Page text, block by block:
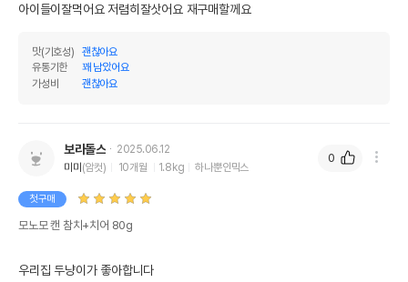
아이들이잘먹어요 저렴히잘삿어요 재구매할께요
맛(기호성)
괜찮아요
유통기한
꽤 남았어요
가성비
괜찮아요
보라돌스
2025.06.12
미미(암컷) 10개월 1.8kg 하나뿐인믹스
첫구매
모노모 캔 참치+치어 80g
우리집 두냥이가 좋아합니다
0